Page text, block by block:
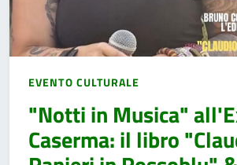
EVENTO CULTURALE
"Notti in Musica"
Caserma: il libro